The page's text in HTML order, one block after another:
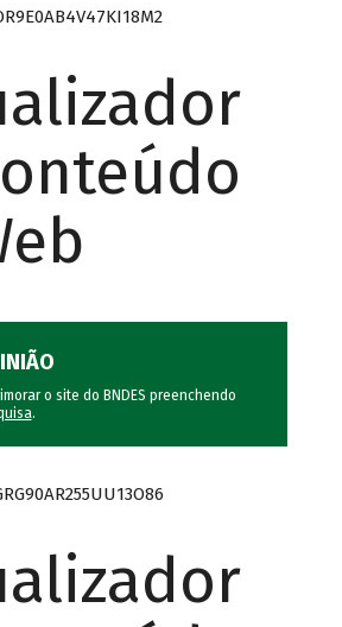
o site do BNDES preenchendo
.